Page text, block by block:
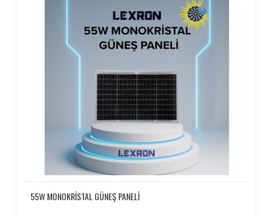
55W MONOKRİSTAL GÜNEŞ PANELİ